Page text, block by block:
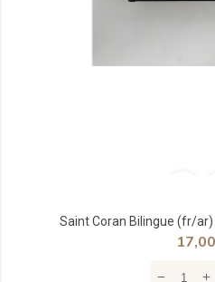
Saint Coran Bilingue (fr/